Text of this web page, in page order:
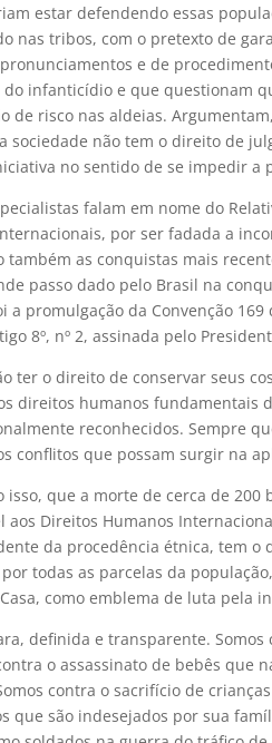
estar defendendo essas
nas tribos, com o pretexto de
e de
infanticídio e que questionam
de risco nas aldeias.
sociedade não tem o direito de
no sentido de se impedir a
falam em nome do
por ser fadada a
também as conquistas mais
passo dado pelo Brasil na
a promulgação da Convenção
8º, nº 2, assinada pelo
ter o direito de conservar seus
direitos humanos fundamentais
reconhecidos. Sempre
conflitos que possam surgir na
isso, que a morte de cerca de
aos Direitos Humanos
da procedência étnica, tem
todas as parcelas da
como emblema de luta pela
definida e transparente.
o assassinato de bebês
contra o sacrifício de
que são indesejados por sua